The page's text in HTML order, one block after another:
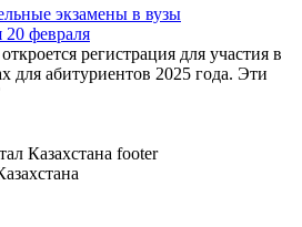
экзамены в вузы
20 февраля
регистрация для участия в
для абитуриентов 2025 года. Эти